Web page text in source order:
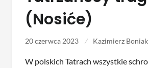
(Nosiće)
20 czerwca 2023 Kazimierz
W polskich Tatrach wszystkie